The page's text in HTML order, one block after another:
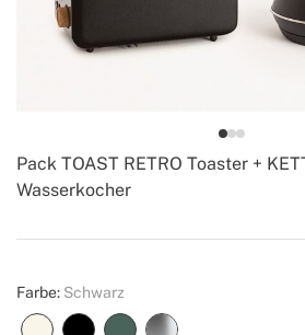
Pack TOAST RETRO Toaster +
Wasserkocher
Create
Farbe: Schwarz